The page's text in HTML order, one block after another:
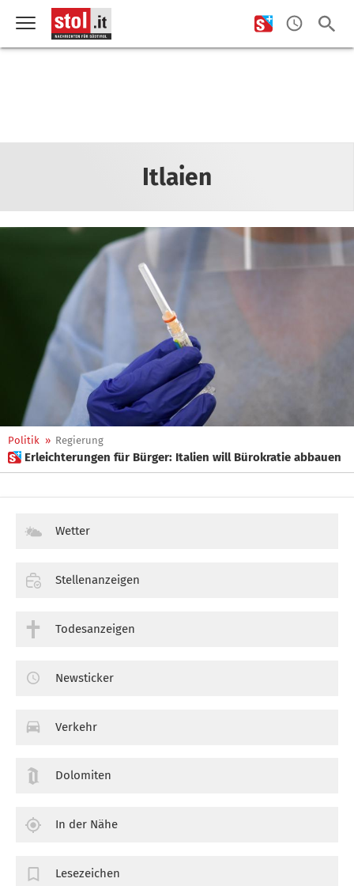
Itlaien
Politik » Regierung
 Erleichterungen für Bürger: Italien will Bürokratie abbauen
Wetter
Stellenanzeigen
Todesanzeigen
Newsticker
Verkehr
Dolomiten
In der Nähe
Lesezeichen